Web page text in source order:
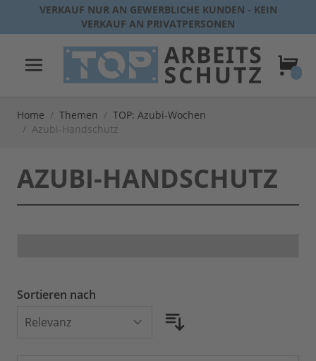
Direkt zum Inhalt
VERKAUF NUR AN GEWERBLICHE KUNDEN - KEIN
VERKAUF AN PRIVATPERSONEN
Home / Themen / TOP: Azubi-Wochen
/ Azubi-Handschutz
AZUBI-HANDSCHUTZ
Sortieren nach